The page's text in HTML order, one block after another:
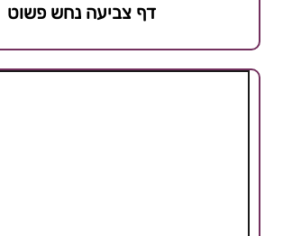
דף צביעה נחש פשוט